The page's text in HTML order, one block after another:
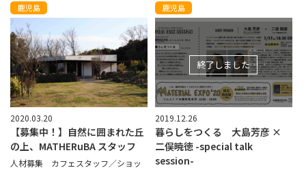
鹿児島
2020.03.20
【募集中！】自然に囲まれた丘
の上、MATHERuBA スタッフ
人材募集 カフェスタッフ／ショッ
鹿児島
終了しました
2019.12.26
暮らしをつくる 大島芳彦 ×
二俣暁徳 -special talk
session-